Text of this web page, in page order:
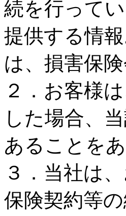
続を行って
提供する情
は、損害保
２．お客様
した場合、
あることを
３．当社は
保険契約等